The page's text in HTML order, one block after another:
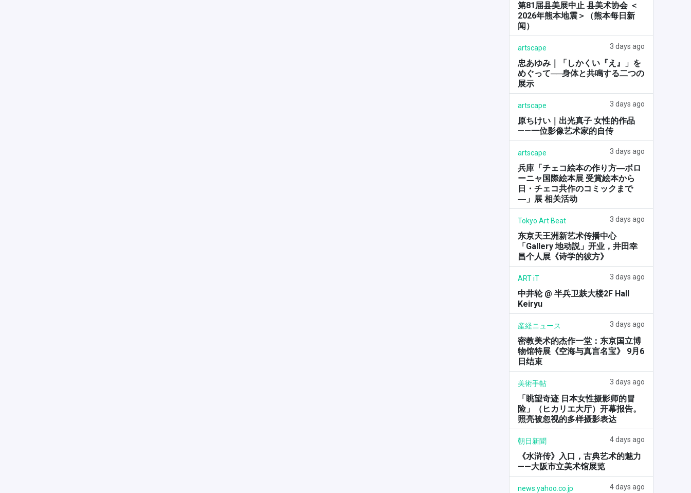
第81届县美展中止 县美术协会 ＜
2026年熊本地震＞（熊本每日新
闻）
artscape 3 days ago
忠あゆみ｜「しかくい『え』」を
めぐって──身体と共鳴する二つの
展示
artscape 3 days ago
原ちけい｜出光真子 女性的作品
——一位影像艺术家的自传
artscape 3 days ago
兵庫「チェコ絵本の作り方―ボロ
ーニャ国際絵本展 受賞絵本から
日・チェコ共作のコミックまで
―」展 相关活动
Tokyo Art Beat 3 days ago
东京天王洲新艺术传播中心
「Gallery 地动説」开业，井田幸
昌个人展《诗学的彼方》
ART iT 3 days ago
中井轮 @ 半兵卫麸大楼2F Hall
Keiryu
産経ニュース 3 days ago
密教美术的杰作一堂：东京国立博
物馆特展《空海与真言名宝》 9月6
日结束
美術手帖 3 days ago
「眺望奇迹 日本女性摄影师的冒
险」（ヒカリエ大厅）开幕报告。
照亮被忽视的多样摄影表达
朝日新聞 4 days ago
《水浒传》入口，古典艺术的魅力
——大阪市立美术馆展览
news.yahoo.co.jp 4 days ago